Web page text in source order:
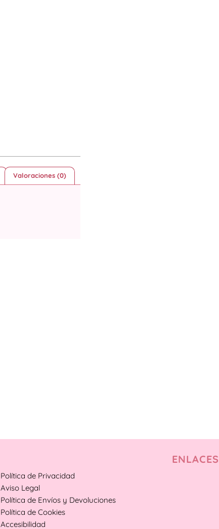
Valoraciones (0)
ENLACES
Política de Privacidad
Aviso Legal
Política de Envíos y Devoluciones
Política de Cookies
Accesibilidad